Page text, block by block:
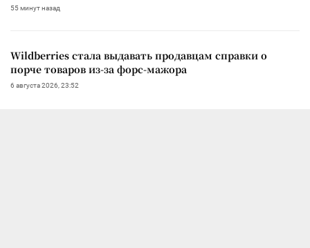
55 минут назад
Wildberries стала выдавать продавцам справки о
порче товаров из-за форс-мажора
6 августа 2026, 23:52